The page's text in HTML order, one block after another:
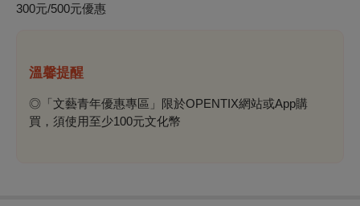
300元/500元優惠
溫馨提醒
◎「文藝青年優惠專區」限於OPENTIX網站或App購
買，須使用至少100元文化幣